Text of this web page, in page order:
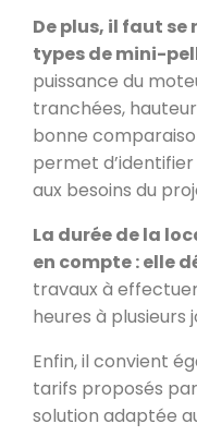
De plus, il faut
types de mini-
puissance du
tranchées,
bonne
permet
aux besoins du
La durée de la
en compte : elle
travaux à
heures à plusieurs
Enfin, il convient
tarifs proposés
solution adaptée